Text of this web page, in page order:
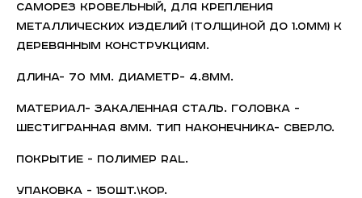
Саморез кровельный, для крепления
металлических изделий (толщиной до 1.0мм) к
деревянным конструкциям.
Длина- 70 мм. Диаметр- 4.8мм.
Материал- закаленная сталь. Головка -
шестигранная 8мм. Тип наконечника- сверло.
Покрытие - полимер RAL.
Упаковка - 150шт.\кор.